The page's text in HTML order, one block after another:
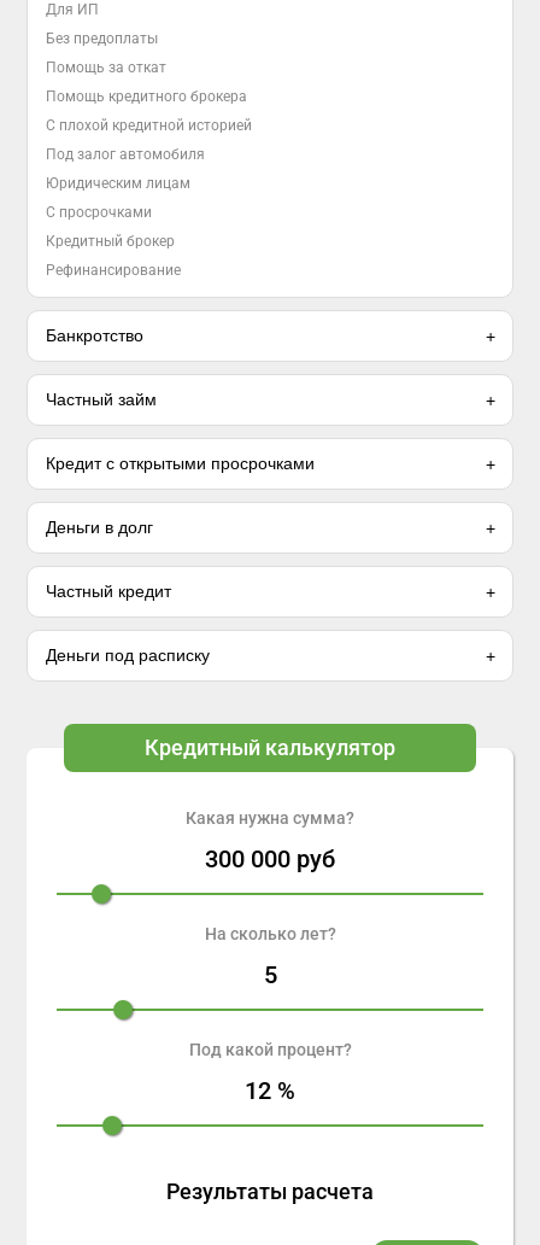
Для ИП
Без предоплаты
Помощь за откат
Помощь кредитного брокера
С плохой кредитной историей
Под залог автомобиля
Юридическим лицам
С просрочками
Кредитный брокер
Рефинансирование
Банкротство
Частный займ
Кредит с открытыми просрочками
Деньги в долг
Частный кредит
Деньги под расписку
Кредитный калькулятор
Какая нужна сумма?
300 000 руб
На сколько лет?
5
Под какой процент?
12 %
Результаты расчета